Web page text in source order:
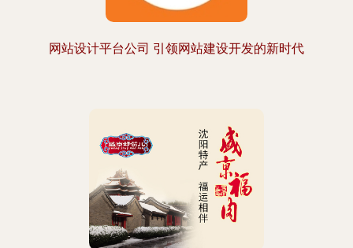
网站设计平台公司 引领网站建设开发的新时代